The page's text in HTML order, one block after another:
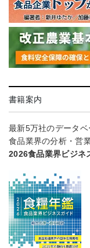
書籍案内
最新5万社のデータベ
食品業界の分析・営
2026食品業界ビジネ